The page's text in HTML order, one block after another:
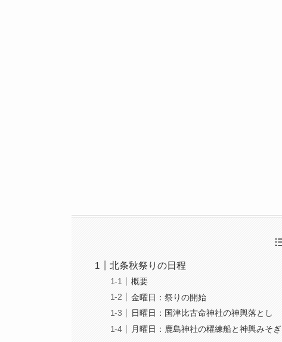
北条秋祭りの日程
概要
金曜日：祭りの開始
日曜日：国津比古命神社の神輿落とし
月曜日：鹿島神社の櫂練船と神輿みそぎ